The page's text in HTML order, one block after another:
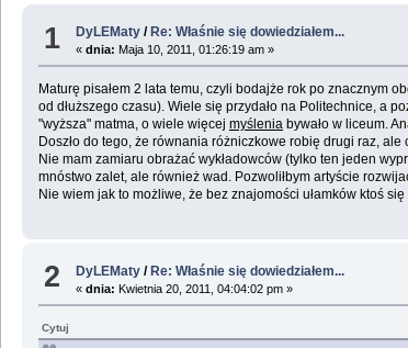
1 DyLEMaty / Re: Właśnie się dowiedziałem...
«dnia: Maja 10, 2011, 01:26:19 am »
Maturę pisałem 2 lata temu, czyli bodajże rok po znacznym
od dłuższego czasu). Wiele się przydało na Politechnice, a
"wyższa" matma, o wiele więcej myśleniabywało w liceum.
Doszło do tego, że równania różniczkowe robię drugi raz,
Nie mam zamiaru obrażać wykładowców (tylko ten jeden
mnóstwo zalet, ale również wad. Pozwoliłbym artyście
Nie wiem jak to możliwe, że bez znajomości ułamków ktoś
2 DyLEMaty /Re: Właśnie się dowiedziałem...
«dnia: Kwietnia 20, 2011, 04:04:02 pm »
Cytuj